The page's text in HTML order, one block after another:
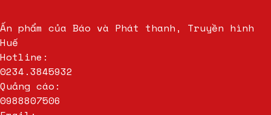
Ấn phẩm của Báo và Phát thanh, Truyền hình
Huế
Hotline:
0234.3845932
Quảng cáo:
0988807506